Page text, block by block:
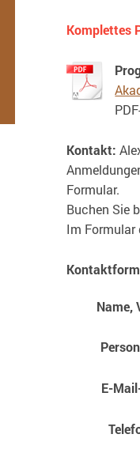
Komplettes
Kontakt:
Formular.
Buchen Sie
Im Formular
Name,
E-